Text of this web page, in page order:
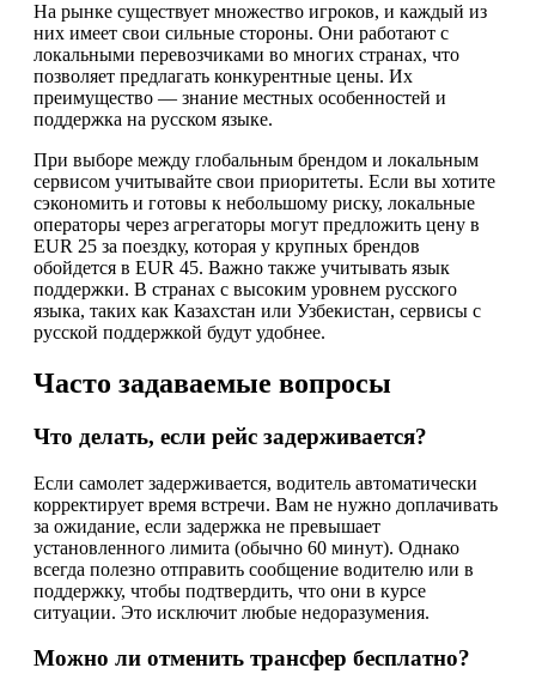
На рынке существует множество игроков, и каждый из
них имеет свои сильные стороны. Они работают с
локальными перевозчиками во многих странах, что
позволяет предлагать конкурентные цены. Их
преимущество — знание местных особенностей и
поддержка на русском языке.
При выборе между глобальным брендом и локальным
сервисом учитывайте свои приоритеты. Если вы хотите
сэкономить и готовы к небольшому риску, локальные
операторы через агрегаторы могут предложить цену в
EUR 25 за поездку, которая у крупных брендов
обойдется в EUR 45. Важно также учитывать язык
поддержки. В странах с высоким уровнем русского
языка, таких как Казахстан или Узбекистан, сервисы с
русской поддержкой будут удобнее.
Часто задаваемые вопросы
Что делать, если рейс задерживается?
Если самолет задерживается, водитель автоматически
корректирует время встречи. Вам не нужно доплачивать
за ожидание, если задержка не превышает
установленного лимита (обычно 60 минут). Однако
всегда полезно отправить сообщение водителю или в
поддержку, чтобы подтвердить, что они в курсе
ситуации. Это исключит любые недоразумения.
Можно ли отменить трансфер бесплатно?